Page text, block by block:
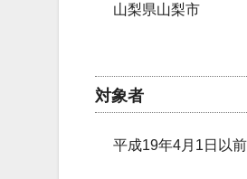
山梨県山梨市
対象者
平成19年4月1日以